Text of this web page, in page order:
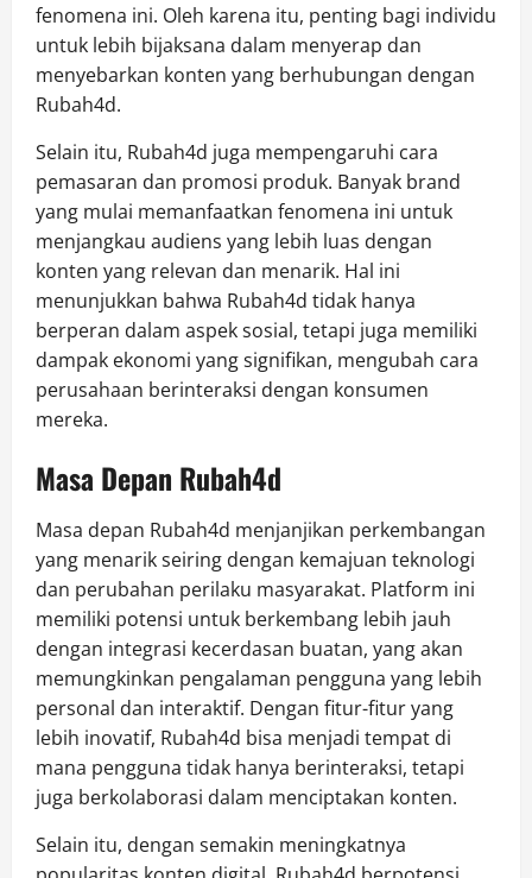
fenomena ini. Oleh karena itu, penting bagi individu
untuk lebih bijaksana dalam menyerap dan
menyebarkan konten yang berhubungan dengan
Rubah4d.
Selain itu, Rubah4d juga mempengaruhi cara
pemasaran dan promosi produk. Banyak brand
yang mulai memanfaatkan fenomena ini untuk
menjangkau audiens yang lebih luas dengan
konten yang relevan dan menarik. Hal ini
menunjukkan bahwa Rubah4d tidak hanya
berperan dalam aspek sosial, tetapi juga memiliki
dampak ekonomi yang signifikan, mengubah cara
perusahaan berinteraksi dengan konsumen
mereka.
Masa Depan Rubah4d
Masa depan Rubah4d menjanjikan perkembangan
yang menarik seiring dengan kemajuan teknologi
dan perubahan perilaku masyarakat. Platform ini
memiliki potensi untuk berkembang lebih jauh
dengan integrasi kecerdasan buatan, yang akan
memungkinkan pengalaman pengguna yang lebih
personal dan interaktif. Dengan fitur-fitur yang
lebih inovatif, Rubah4d bisa menjadi tempat di
mana pengguna tidak hanya berinteraksi, tetapi
juga berkolaborasi dalam menciptakan konten.
Selain itu, dengan semakin meningkatnya